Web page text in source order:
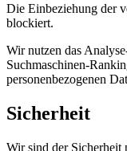
Die Einbeziehung der
blockiert.
Wir nutzen das
Suchmaschinen-
personenbezogenen
Sicherheit
Wir sind der Sicherheit